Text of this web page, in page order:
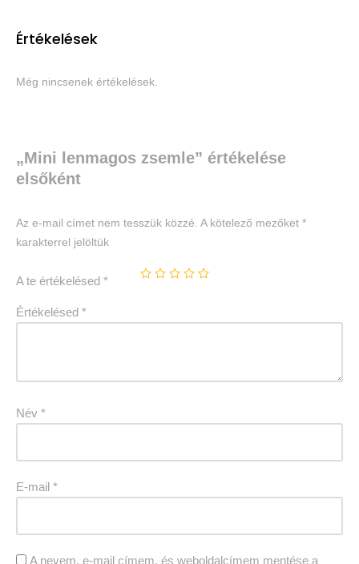
Értékelések
Még nincsenek értékelések.
„Mini lenmagos zsemle” értékelése
elsőként
Az e-mail címet nem tesszük közzé. A kötelező mezőket *
karakterrel jelöltük
A te értékelésed *
Értékelésed *
Név *
E-mail *
A nevem, e-mail címem, és weboldalcímem mentése a